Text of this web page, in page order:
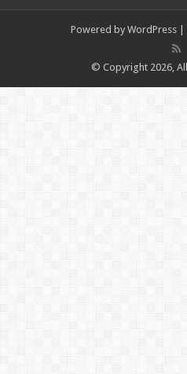
Powered by WordPress |
© Copyright 2026,